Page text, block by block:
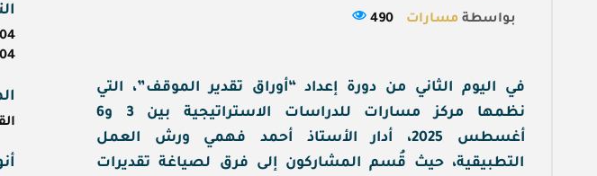
بواسطةمسارات 490
في اليوم الثاني من دورة إعداد “أوراق تقدير الموقف”، التي
نظمها مركز مسارات للدراسات الاستراتيجية بين 3 و6
أغسطس 2025، أدار الأستاذ أحمد فهمي ورش العمل
التطبيقية، حيث قُسم المشاركون إلى فرق لصياغة تقديرات